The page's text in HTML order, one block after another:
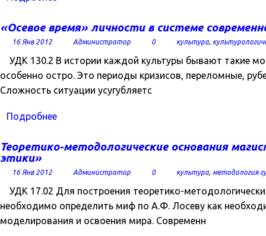
«Осевое время» личности в системе
16 Янв 2012 Администратор 0 культура,
УДК 130.2 В истории каждой культуры бывают такие
особенно остро. Это периоды кризисов, переломные,
Сложность ситуации усугубляетс
Подробнее
Теоретико-методологические основания
этики»
16 Янв 2012 Администратор 0 культура, методология
УДК 17.02 Для построения теоретико-
необходимо определить миф по А.Ф. Лосеву как
моделирования и освоения мира. Современн